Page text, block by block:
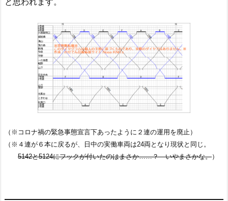
と思われます。
（※コロナ禍の緊急事態宣言下あったように２連の運用を廃止）
（※４連が６本に戻るが、日中の実働車両は24両となり現状と同じ。
5142と5124にフックが付いたのはまさか……？ いやまさかな。）